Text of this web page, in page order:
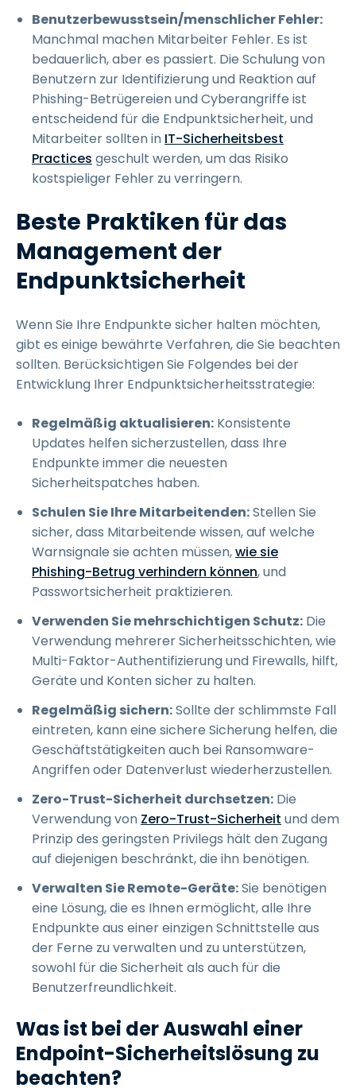
Benutzerbewusstsein/menschlicher Fehler:
Manchmal machen Mitarbeiter Fehler. Es ist
bedauerlich, aber es passiert. Die Schulung von
Benutzern zur Identifizierung und Reaktion auf
Phishing-Betrügereien und Cyberangriffe ist
entscheidend für die Endpunktsicherheit, und
Mitarbeiter sollten in IT-Sicherheitsbest
Practices geschult werden, um das Risiko
kostspieliger Fehler zu verringern.
Beste Praktiken für das
Management der
Endpunktsicherheit
Wenn Sie Ihre Endpunkte sicher halten möchten,
gibt es einige bewährte Verfahren, die Sie beachten
sollten. Berücksichtigen Sie Folgendes bei der
Entwicklung Ihrer Endpunktsicherheitsstrategie:
Regelmäßig aktualisieren: Konsistente
Updates helfen sicherzustellen, dass Ihre
Endpunkte immer die neuesten
Sicherheitspatches haben.
Schulen Sie Ihre Mitarbeitenden:Stellen Sie
sicher, dass Mitarbeitende wissen, auf welche
Warnsignale sie achten müssen,wie sie
Phishing-Betrug verhindern können, und
Passwortsicherheit praktizieren.
Verwenden Sie mehrschichtigen Schutz: Die
Verwendung mehrerer Sicherheitsschichten, wie
Multi-Faktor-Authentifizierung und Firewalls, hilft,
Geräte und Konten sicher zu halten.
Regelmäßig sichern:Sollte der schlimmste Fall
eintreten, kann eine sichere Sicherung helfen, die
Geschäftstätigkeiten auch bei Ransomware-
Angriffen oder Datenverlust wiederherzustellen.
Zero-Trust-Sicherheit durchsetzen: Die
Verwendung von Zero-Trust-Sicherheit und dem
Prinzip des geringsten Privilegs hält den Zugang
auf diejenigen beschränkt, die ihn benötigen.
Verwalten Sie Remote-Geräte:Sie benötigen
eine Lösung, die es Ihnen ermöglicht, alle Ihre
Endpunkte aus einer einzigen Schnittstelle aus
der Ferne zu verwalten und zu unterstützen,
sowohl für die Sicherheit als auch für die
Benutzerfreundlichkeit.
Was ist bei der Auswahl einer
Endpoint-Sicherheitslösung zu
beachten?